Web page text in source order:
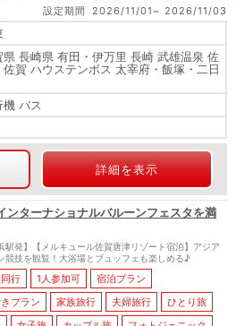
設定期間
2026/11/01
2026/11/03
県 長崎県 有田・伊万里 長崎 武雄温泉 佐
賀 ハウステンボス 太宰府・飯塚・二日
バス
詳細を表示
ンターナショナルバルーンフェスタを満
駅発】【メルキュール佐賀唐津リゾート宿泊】アジア
競技を観覧！大浴場とブュッフェも楽しめる♪
行 1人参加可
宿泊プラン
プラン
家族旅行 夫婦旅行
ひとり旅